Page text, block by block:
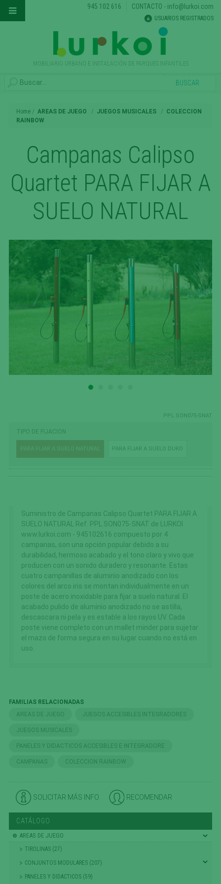
MOBILIARIO URBANO E INSTALACIÓN DE PARQUES INFANTILES
945 102 616 CONTACTO - info@lurkoi.com
USUARIOS REGISTRADOS
Home AREAS DE JUEGO JUEGOS MUSICALES
COLECCION
RAINBOW
Campanas Calipso
Quartet PARA FIJAR A
SUELO NATURAL
PPL.SON075-SNAT
TIPO DE FIJACION
PARA FIJAR A SUELO NATURAL PARA FIJAR A SUELO DURO
Suministro de Campanas Calipso Quartet PARA FIJAR A
SUELO NATURAL Ref. PPL.SON075-SNAT de LURKOI
www.lurkoi.com - 945102616 compuesto por 4
campanas, son una opción popular debido a su
durabilidad, hermoso acabado y el tono claro y vivo que
producen con un sonido duradero y resonante. Estas
cuatro campanillas de aluminio anodizado con los
colores del arco iris se montan individualmente en un
poste de acero inoxidable para fijar a suelo natural. El
acabado pulido de aluminio anodizado no se astilla,
descascara ni pela y es estable a los rayos UV. Cada
poste viene completo con un mallet minder para sujetar
el mazo de forma segura en su lugar cuando no está en
uso.
FAMILIAS RELACIONADAS
AREAS DE JUEGO
JUEGOS ACCESIBLES INTEGRADORES
JUEGOS MUSICALES
PANELES Y DIDACTICOS ACCESIBLES E INTEGRADORE
CAMPANAS COLECCION RAINBOW
SOLICITAR MÁS INFO RECOMENDAR
CATÁLOGO
AREAS DE JUEGO
TIROLINAS (27)
CONJUNTOS MODULARES (207)
PANELES Y DIDACTICOS (59)